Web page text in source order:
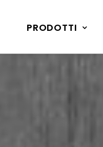
PRODOTTI